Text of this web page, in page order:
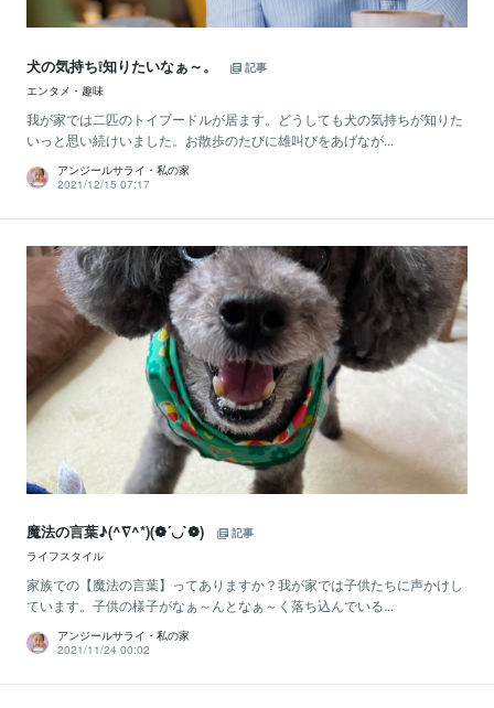
犬の気持ち❕知りたいなぁ～。
記事
エンタメ・趣味
我が家では二匹のトイプードルが居ます。どうしても犬の気持ちが知りた
いっと思い続けいました。お散歩のたびに雄叫びをあげなが...
アンジールサライ・私の家
2021/12/15 07:17
魔法の言葉♪(^∇^*)(❁´◡`❁)
記事
ライフスタイル
家族での【魔法の言葉】ってありますか？我が家では子供たちに声かけし
ています。子供の様子がなぁ～んとなぁ～く落ち込んでいる...
アンジールサライ・私の家
2021/11/24 00:02